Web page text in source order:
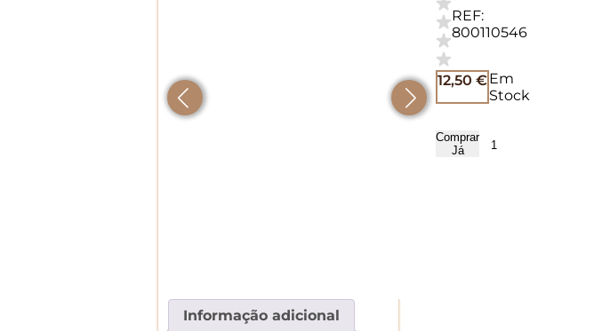
Informação adicional
REF:
800110546
12,50 €Em
Stock
Comprar
Já
Quantidade